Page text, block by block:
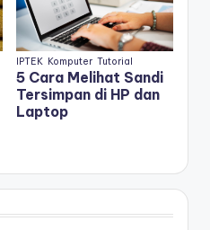
IPTEK Komputer Tutorial
5 Cara Melihat Sandi
Tersimpan di HP dan
Laptop